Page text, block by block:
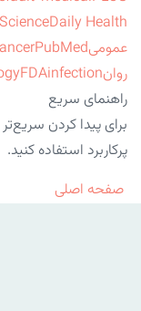
ScienceDaily Health
عمومیPubMed
روان
FDAinfection
راهنمای سریع
برای پیدا کردن
پرکاربرد استفاده کنید.
صفحه اصلی